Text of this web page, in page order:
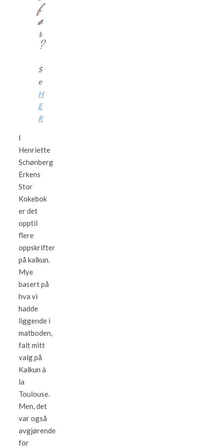
f
ø
r
?
S
e
H
E
R
I
Henriette
Schønberg
Erkens
Stor
Kokebok
er det
opptil
flere
oppskrifter
på kalkun.
Mye
basert på
hva vi
hadde
liggende i
matboden,
falt mitt
valg på
Kalkun à
la
Toulouse.
Men, det
var også
avgjørende
for